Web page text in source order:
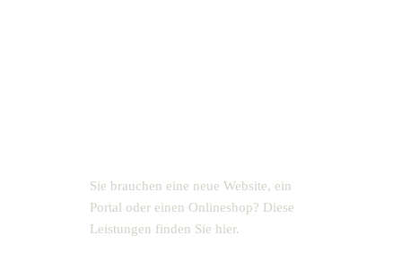
Sie brauchen eine neue Website, ein
Portal oder einen Onlineshop? Diese
Leistungen finden Sie hier.